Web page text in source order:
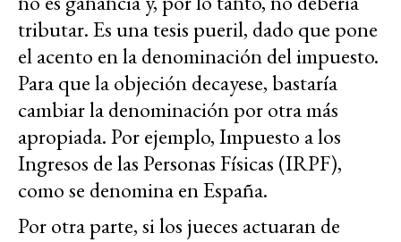
tributar. Es una tesis pueril, dado que pone
el acento en la denominación del impuesto.
Para que la objeción decayese, bastaría
cambiar la denominación por otra más
apropiada. Por ejemplo, Impuesto a los
Ingresos de las Personas Físicas (IRPF),
como se denomina en España.
Por otra parte, si los jueces actuaran de